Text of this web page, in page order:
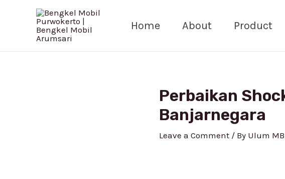
Home About Product
Perbaikan
Banjarnegara
Leave a Comment / By Ulum MB
navigation